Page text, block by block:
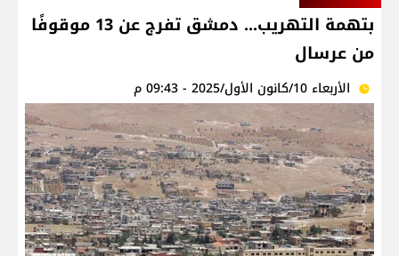
بتهمة التهريب... دمشق تفرج عن 13 موقوفًا
من عرسال
الأربعاء 10/كانون الأول/2025 - 09:43 م